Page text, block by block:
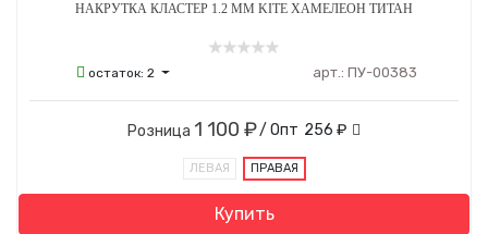
НАКРУТКА КЛАСТЕР 1.2 ММ KITE ХАМЕЛЕОН ТИТАН
остаток:2 арт.: ПУ-00383
Розница 1 100 ₽/ Опт 256 ₽
ЛЕВАЯ ПРАВАЯ
Купить